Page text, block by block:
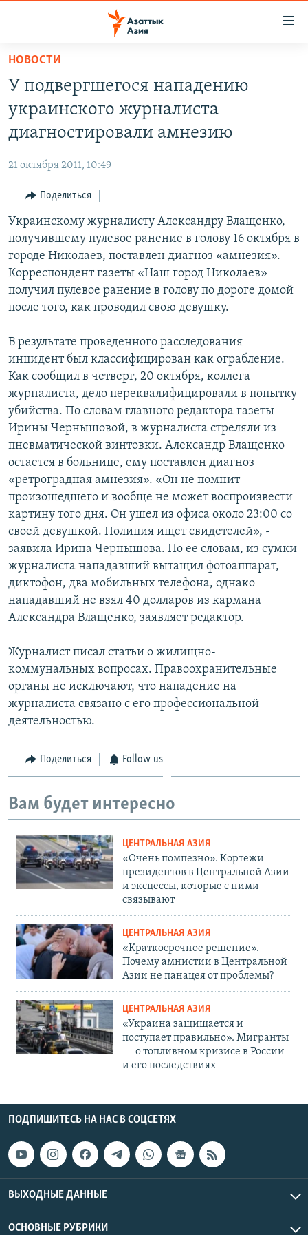
Вернуться
основному
содержанию
Вернутся
главной
навигации
Вернутся
поиску
ТАДЖИКИСТАН
НОВОСТИ
ВОЙНА В УКРАИНЕ
ҚАЗАҚША
КЫРГЫЗЧА
ЎЗБЕКЧА
ТОҶИКӢ
TÜRKMENÇE
Все сайты РСЕ/РС
НОВОСТИ
У подвергшегося нападению
украинского журналиста
диагностировали амнезию
21 октября 2011, 10:49
Поделиться
Украинскому журналисту Александру Влащенко,
получившему пулевое ранение в голову 16 октября в
городе Николаев, поставлен диагноз «амнезия».
Корреспондент газеты «Наш город Николаев»
получил пулевое ранение в голову по дороге домой
после того, как проводил свою девушку.
В результате проведенного расследования
инцидент был классифицирован как ограбление.
Как сообщил в четверг, 20 октября, коллега
журналиста, дело переквалифицировали в попытку
убийства. По словам главного редактора газеты
Ирины Чернышовой, в журналиста стреляли из
пневматической винтовки. Александр Влащенко
остается в больнице, ему поставлен диагноз
«ретроградная амнезия». «Он не помнит
произошедшего и вообще не может воспроизвести
картину того дня. Он ушел из офиса около 23:00 со
своей девушкой. Полиция ищет свидетелей», -
заявила Ирина Чернышова. По ее словам, из сумки
журналиста нападавший вытащил фотоаппарат,
диктофон, два мобильных телефона, однако
нападавший не взял 40 долларов из кармана
Александра Влащенко, заявляет редактор.
Журналист писал статьи о жилищно-
коммунальных вопросах. Правоохранительные
органы не исключают, что нападение на
журналиста связано с его профессиональной
деятельностью.
Поделиться Follow us
Вам будет интересно
ЦЕНТРАЛЬНАЯ АЗИЯ
«Очень помпезно». Кортежи
президентов в Центральной Азии
и эксцессы, которые с ними
связывают
ЦЕНТРАЛЬНАЯ АЗИЯ
«Краткосрочное решение».
Почему амнистии в Центральной
Азии не панацея от проблемы?
ЦЕНТРАЛЬНАЯ АЗИЯ
«Украина защищается и
поступает правильно». Мигранты
— о топливном кризисе в России
и его последствиях
ПОДПИШИТЕСЬ НА НАС В СОЦСЕТЯХ
ВЫХОДНЫЕ ДАННЫЕ
ОСНОВНЫЕ РУБРИКИ